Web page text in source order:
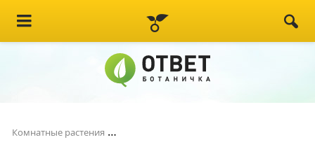
Комнатные растения